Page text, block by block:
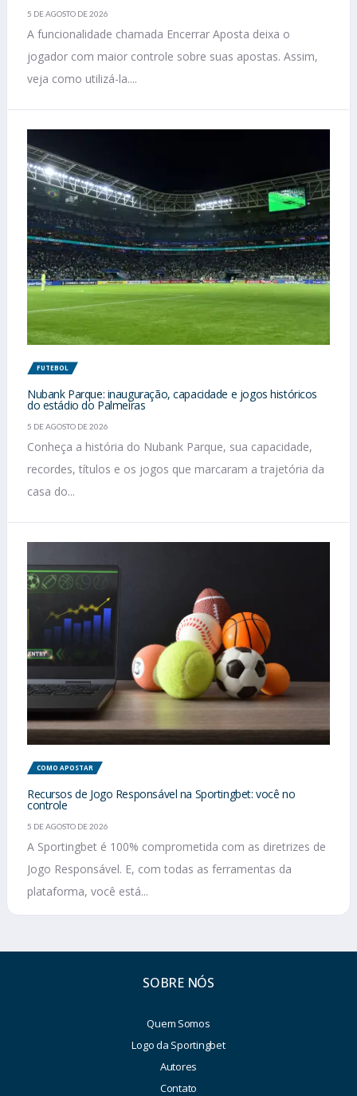
5 DE AGOSTO DE 2026
A funcionalidade chamada Encerrar Aposta deixa o
jogador com maior controle sobre suas apostas. Assim,
veja como utilizá-la....
FUTEBOL
Nubank Parque: inauguração, capacidade e jogos históricos
do estádio do Palmeiras
5 DE AGOSTO DE 2026
Conheça a história do Nubank Parque, sua capacidade,
recordes, títulos e os jogos que marcaram a trajetória da
casa do...
COMO APOSTAR
Recursos de Jogo Responsável na Sportingbet: você no
controle
5 DE AGOSTO DE 2026
A Sportingbet é 100% comprometida com as diretrizes de
Jogo Responsável. E, com todas as ferramentas da
plataforma, você está...
SOBRE NÓS
Quem Somos
Logo da Sportingbet
Autores
Contato